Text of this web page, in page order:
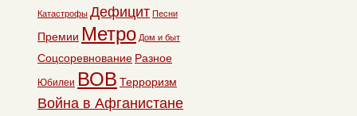
Катастрофы Дефицит Песни
Премии Метро Дом и быт
Соцсоревнование Разное
Юбилеи ВОВ Терроризм
Война в Афганистане